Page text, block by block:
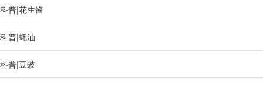
科普|花生酱
科普|蚝油
科普|豆豉